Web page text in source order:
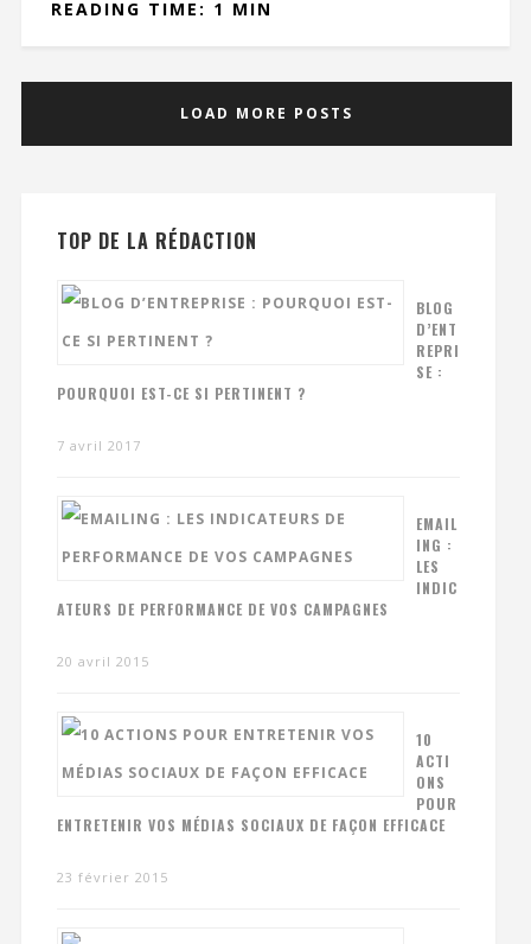
READING TIME: 1 MIN
LOAD MORE POSTS
TOP DE LA RÉDACTION
BLOG
D’ENT
REPRI
SE :
POURQUOI EST-CE SI PERTINENT ?
7 avril 2017
EMAIL
ING :
LES
INDIC
ATEURS DE PERFORMANCE DE VOS CAMPAGNES
20 avril 2015
10
ACTI
ONS
POUR
ENTRETENIR VOS MÉDIAS SOCIAUX DE FAÇON EFFICACE
23 février 2015